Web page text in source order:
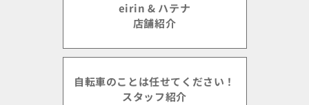
eirin & ハテナ
店舗紹介
自転車のことは任せてください！
スタッフ紹介